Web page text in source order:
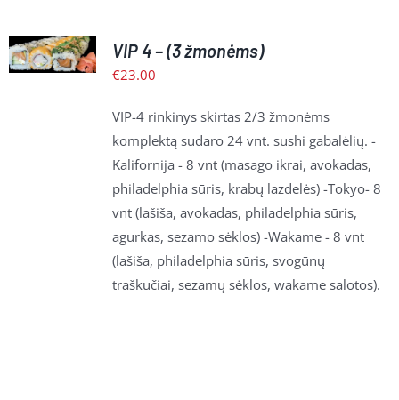
KREPŠELĮ
/
VIP 4 – (3 žmonėms)
€23.00
VIP-4 rinkinys skirtas 2/3 žmonėms
komplektą sudaro 24 vnt. sushi gabalėlių. -
Kalifornija - 8 vnt (masago ikrai, avokadas,
philadelphia sūris, krabų lazdelės) -Tokyo- 8
vnt (lašiša, avokadas, philadelphia sūris,
agurkas, sezamo sėklos) -Wakame - 8 vnt
(lašiša, philadelphia sūris, svogūnų
traškučiai, sezamų sėklos, wakame salotos).